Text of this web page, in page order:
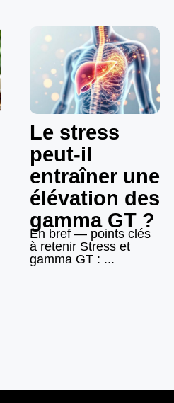
Le stress
peut-il
entraîner une
élévation des
gamma GT ?
En bref — points clés
à retenir Stress et
gamma GT : ...